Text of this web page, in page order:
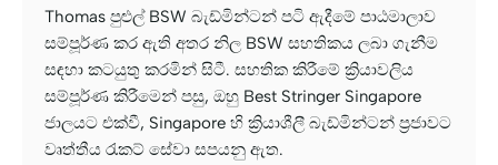
Thomas පුළුල් BSW බැඩ්මින්ටන් පටි ඇදීමේ පාඨමාලාව
සම්පූර්ණ කර ඇති අතර නිල BSW සහතිකය ලබා ගැනීම
සඳහා කටයුතු කරමින් සිටී. සහතික කිරීමේ ක්‍රියාවලිය
සම්පූර්ණ කිරීමෙන් පසු, ඔහු Best Stringer Singapore
ජාලයට එක්වී, Singapore හි ක්‍රියාශීලී බැඩ්මින්ටන් ප්‍රජාවට
වෘත්තීය රැකට් සේවා සපයනු ඇත.